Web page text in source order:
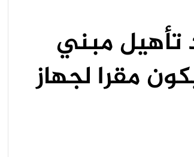
تأهيل مبني
مقرا لجهاز